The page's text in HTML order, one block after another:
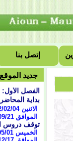
إتصل بنا
جديد الموقع
التقويم
الجامعية 2021/2020
بداية
الاثنين 1442/02/04هـ
الموافق 2020/09/21
توقف دروس
الخميس 1442/05/01هـ
الموافق 2020/12/17م